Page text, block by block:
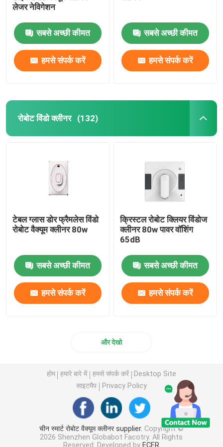
लेजर नेविगेशन
सबसे अच्छी कीमत
हमसे संपर्क करें
सबसे अच्छी कीमत
हमसे संपर्क करें
रोबोट विंडो क्लीनर (132)
टेबल ग्लास डोर फ्रैमलेस विंडो
रोबोट वैक्यूम क्लीनर 80w
सबसे अच्छी कीमत
हमसे संपर्क करें
क्रिस्टल रोबोट क्लियर विंडोज
क्लीनर 80w पावर वॉशिंग
65dB
सबसे अच्छी कीमत
हमसे संपर्क करें
और देखो
होम हमारे बारे में हमसे संपर्क करें
Desktop Site
साइटमैप
Privacy Policy
चीन स्मार्ट रोबोट वैक्यूम क्लीनर supplier. Copyright ©
2026 Shenzhen Globabot Facotry. All Rights
Reserved. Developed by ECER